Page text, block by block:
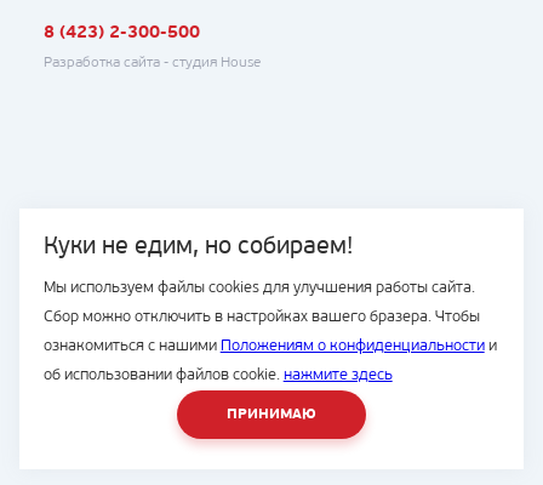
Куки не едим, но собираем!
Мы используем файлы cookies для улучшения работы сайта.
Сбор можно отключить в настройках вашего бразера. Чтобы
ознакомиться с нашими Положениям о конфиденциальностии
об использовании файлов cookie. нажмите здесь
ПРИНИМАЮ
8 (423) 2-300-500
Разработка сайта - студия House